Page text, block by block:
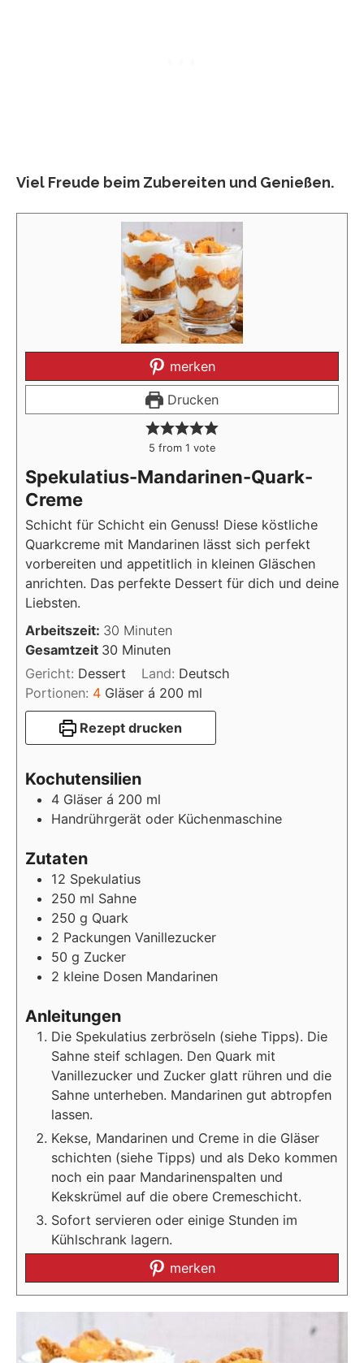
Viel Freude beim Zubereiten und Genießen.
merken
Drucken
5 from 1 vote
Spekulatius-Mandarinen-Quark-
Creme
Schicht für Schicht ein Genuss! Diese köstliche
Quarkcreme mit Mandarinen lässt sich perfekt
vorbereiten und appetitlich in kleinen Gläschen
anrichten. Das perfekte Dessert für dich und deine
Liebsten.
Arbeitszeit: 30 Minuten
Minuten
Gesamtzeit 30 Minuten
Minuten
Gericht: Dessert Land: Deutsch
Portionen: 4 Gläser á 200 ml
Rezept drucken
Kochutensilien
4 Gläser á 200 ml
Handrührgerät oder Küchenmaschine
Zutaten
12 Spekulatius
250 ml Sahne
250 g Quark
2 Packungen Vanillezucker
50 g Zucker
2 kleine Dosen Mandarinen
Anleitungen
Die Spekulatius zerbröseln (siehe Tipps). Die
Sahne steif schlagen. Den Quark mit
Vanillezucker und Zucker glatt rühren und die
Sahne unterheben. Mandarinen gut abtropfen
lassen.
Kekse, Mandarinen und Creme in die Gläser
schichten (siehe Tipps) und als Deko kommen
noch ein paar Mandarinenspalten und
Kekskrümel auf die obere Cremeschicht.
Sofort servieren oder einige Stunden im
Kühlschrank lagern.
merken